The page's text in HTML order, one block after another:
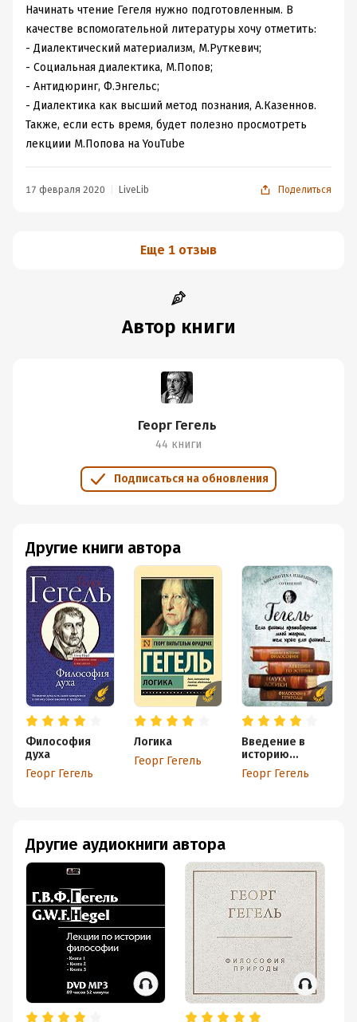
возникновение других философских школ. На русский
язык «Наука логики» переводилась дважды – в 1916 и
1937 году. Новое издание является новой публикацией
второго перевода, сделанного Б.Г.Столпнером. Книгу не
назовешь предназначенной для широкого круга
читателей, но для тех, кто интересуется философией –
это незаменимый письменный источник, с которого
необходимо начинать углубленное изучение данной
Начинать чтение Гегеля нужно подготовленным. В
качестве вспомогательной литературы хочу отметить:
- Диалектический материализм, М.Руткевич;
- Социальная диалектика, М.Попов;
- Антидюринг, Ф.Энгельс;
- Диалектика как высший метод познания, А.Казеннов.
Также, если есть время, будет полезно просмотреть
лекциии М.Попова на YouTube
17 февраля 2020 LiveLib Поделиться
Еще 1 отзыв
Автор книги
Георг Гегель
44 книги
Подписаться на обновления
Другие книги автора
Философия
духа
Георг Гегель
Логика
Георг Гегель
Введение в
историю
философии.
Лекции по
Георг Гегель
Другие аудиокниги автора